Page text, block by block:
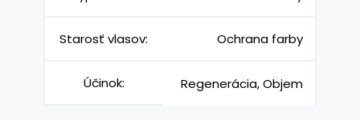
Starosť vlasov: Ochrana farby
Účinok: Regenerácia, Objem